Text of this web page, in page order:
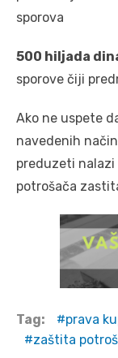
sporova
500 hiljada
sporove čiji
Ako ne uspete
navedenih
preduzeti nalazi
potrošača
Tag: prava
zaštita